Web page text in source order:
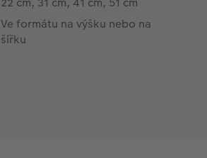
Ve formátu na výšku nebo na
šířku